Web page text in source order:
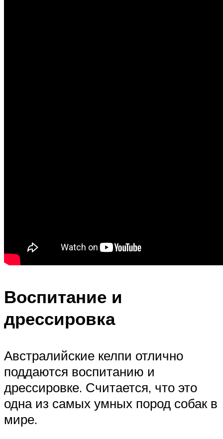
Воспитание и
дрессировка
Австралийские келпи отлично
поддаются воспитанию и
дрессировке. Считается, что это
одна из самых умных пород собак в
мире.